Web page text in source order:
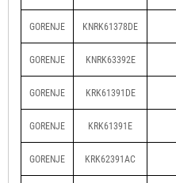
GORENJE KNRK61378DE
GORENJE KNRK63392E
GORENJE KRK61391DE
GORENJE KRK61391E
GORENJE KRK62391AC